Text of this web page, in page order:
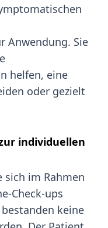
Anwendung. Sie
helfen, eine
oder gezielt
individuellen
sich im Rahmen
Check-ups
keine